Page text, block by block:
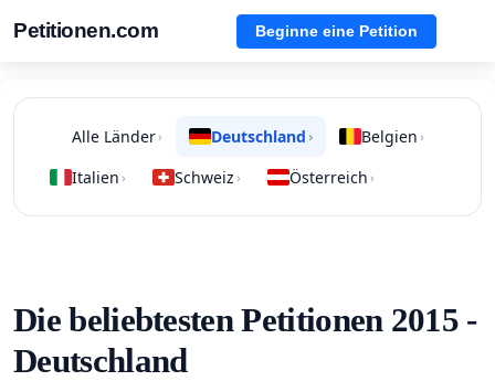
Petitionen.com Beginne eine Petition
Alle Länder› Deutschland › Belgien ›
Italien › Schweiz › Österreich ›
Die beliebtesten Petitionen 2015 -
Deutschland